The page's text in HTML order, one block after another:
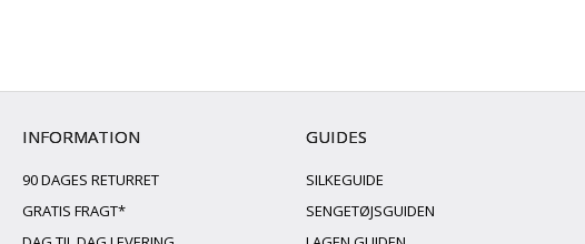
INFORMATION
90 DAGES RETURRET
GRATIS FRAGT*
GUIDES
SILKEGUIDE
SENGETØJSGUIDEN